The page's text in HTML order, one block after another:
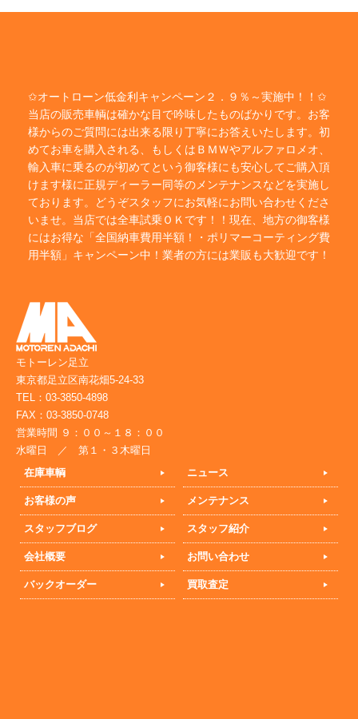
✩オートローン低金利キャンペーン２．９％～実施中！！✩
当店の販売車輌は確かな目で吟味したものばかりです。お客
様からのご質問には出来る限り丁寧にお答えいたします。初
めてお車を購入される、もしくはＢＭＷやアルファロメオ、
輸入車に乗るのが初めてという御客様にも安心してご購入頂
けます様に正規ディーラー同等のメンテナンスなどを実施し
ております。どうぞスタッフにお気軽にお問い合わせくださ
いませ。当店では全車試乗ＯＫです！！現在、地方の御客様
にはお得な「全国納車費用半額！・ポリマーコーティング費
用半額」キャンペーン中！業者の方には業販も大歓迎です！
モトーレン足立
東京都足立区南花畑5-24-33
TEL：03-3850-4898
FAX：03-3850-0748
営業時間 ９：００～１８：００
水曜日 ／ 第１・３木曜日
在庫車輌
ニュース
お客様の声 メンテナンス
スタッフブログ スタッフ紹介
会社概要 お問い合わせ
バックオーダー 買取査定